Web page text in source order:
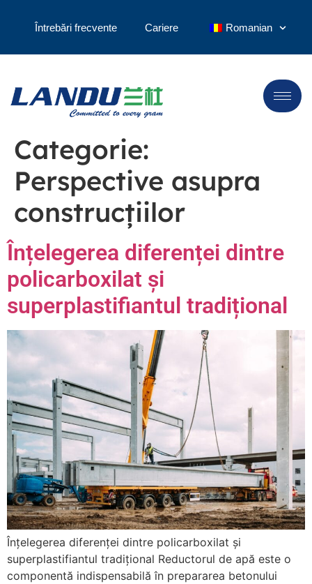
Întrebări frecvente Cariere Romanian
Categorie:
Perspective asupra
construcțiilor
Înțelegerea diferenței dintre
policarboxilat și
superplastifiantul tradițional
Înțelegerea diferenței dintre policarboxilat și
superplastifiantul tradițional Reductorul de apă este o
componentă indispensabilă în prepararea betonului